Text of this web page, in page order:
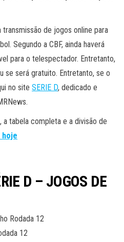
de jogos online para
Segundo a CBF, ainda haverá
para o telespectador. Entretanto,
se será gratuito. Entretanto, se o
no site SERIE D, dedicado e
a tabela completa e a divisão de
hoje
D – JOGOS DE
Rodada 12
12